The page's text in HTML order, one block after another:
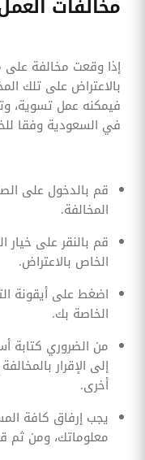
مخالفات
إذا وقعت مخالفة
بالاعتراض على تلك
فيمكنه عمل تسوية،
في السعودية وفقا
قم بالدخول على
المخالفة.
قم بالنقر على خيار
الخاص بالاعتراض.
اضغط على أيقونة
الخاصة بك.
من الضروري كتابة
إلى الإقرار
أخرى.
يجب إرفاق كافة
معلوماتك، ومن ثم